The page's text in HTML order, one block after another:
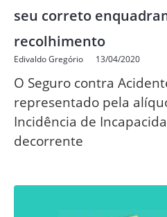
seu correto
recolhimento
Edivaldo Gregório 13/04/2020
O Seguro contra
representado pela
Incidência de
decorrente